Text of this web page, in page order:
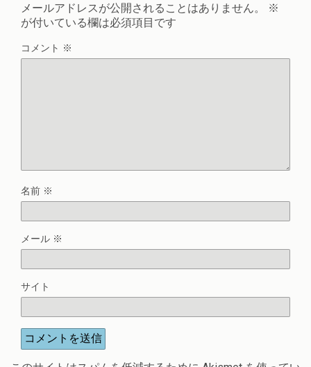
メールアドレスが公開されることはありません。
※
が付いている欄は必須項目です
コメント ※
名前 ※
メール ※
サイト